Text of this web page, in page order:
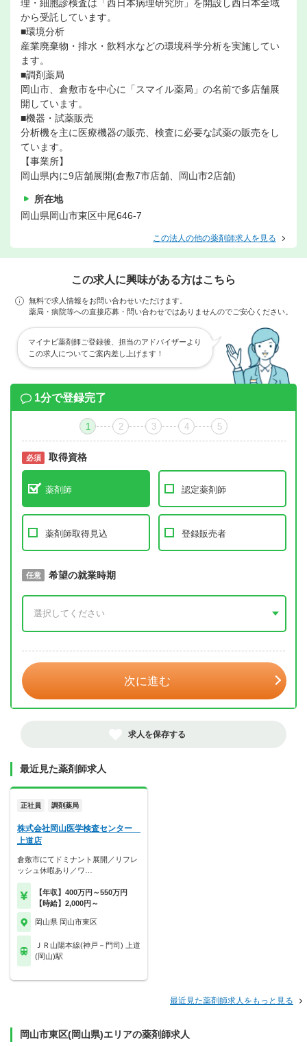
理・細胞診検査は「西日本病理研究所」を開設し西日本全域
から受託しています。
■環境分析
産業廃棄物・排水・飲料水などの環境科学分析を実施してい
ます。
■調剤薬局
岡山市、倉敷市を中心に「スマイル薬局」の名前で多店舗展
開しています。
■機器・試薬販売
分析機を主に医療機器の販売、検査に必要な試薬の販売をし
ています。
【事業所】
岡山県内に9店舗展開(倉敷7市店舗、岡山市2店舗)
所在地
岡山県岡山市東区中尾646-7
この法人の他の薬剤師求人を見る
この求人に興味がある方はこちら
無料で求人情報をお問い合わせいただけます。
薬局・病院等への直接応募・問い合わせではありませんのでご安心ください。
マイナビ薬剤師ご登録後、担当のアドバイザーより
この求人についてご案内差し上げます！
1分で登録完了
1 2 3 4 5
必須 取得資格
薬剤師 認定薬剤師
薬剤師取得見込 登録販売者
必須 取得予定年
任意 希望の就業時期
次に進む
求人を保存する
最近見た薬剤師求人
正社員 調剤薬局
株式会社岡山医学検査センター
上道店
倉敷市にてドミナント展開／リフレ
ッシュ休暇あり／ワ…
【年収】400万円～550万円
【時給】2,000円～
岡山県 岡山市東区
ＪＲ山陽本線(神戸－門司) 上道
(岡山)駅
最近見た薬剤師求人をもっと見る
岡山市東区(岡山県)エリアの薬剤師求人